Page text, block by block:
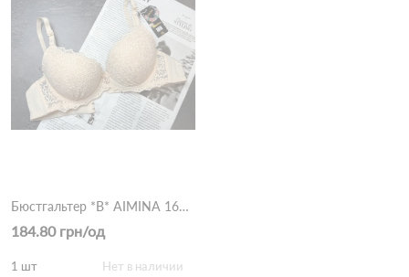
Бюстгальтер *B* AIMINA 1695 9,3 Бежевый
184.80 грн/од
1 шт Нет в наличии